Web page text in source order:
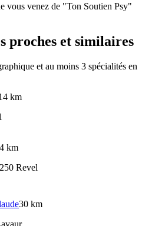
vous venez de "Ton Soutien Psy"
proches et similaires
et au moins 3 spécialités en
km
km
Revel
30 km